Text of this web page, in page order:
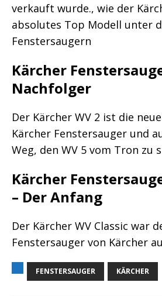
verkauft wurde., wie der
absolutes Top Modell unter
Fenstersaugern
Kärcher
Nachfolger
Der Kärcher WV 2 ist die
Kärcher Fenstersauger und
Weg, den WV 5 vom Tron zu
Kärcher
– Der Anfang
Der Kärcher WV Classic war
Fenstersauger von Kärcher
FENSTERSAUGER KÄRCHER